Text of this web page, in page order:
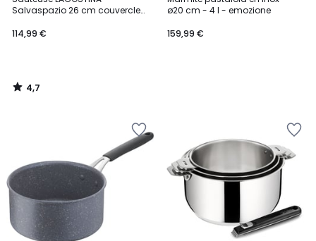
Salvaspazio 26 cm couvercle
114,99 €
4,7
/
ø20 cm - 4 l - emozione
159,99 €